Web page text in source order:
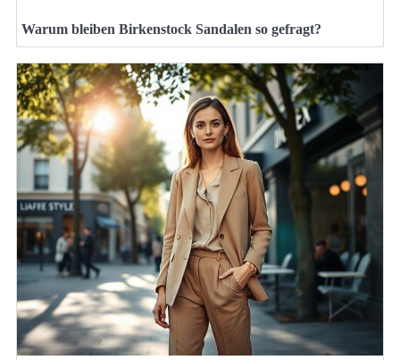
Warum bleiben Birkenstock Sandalen so gefragt?